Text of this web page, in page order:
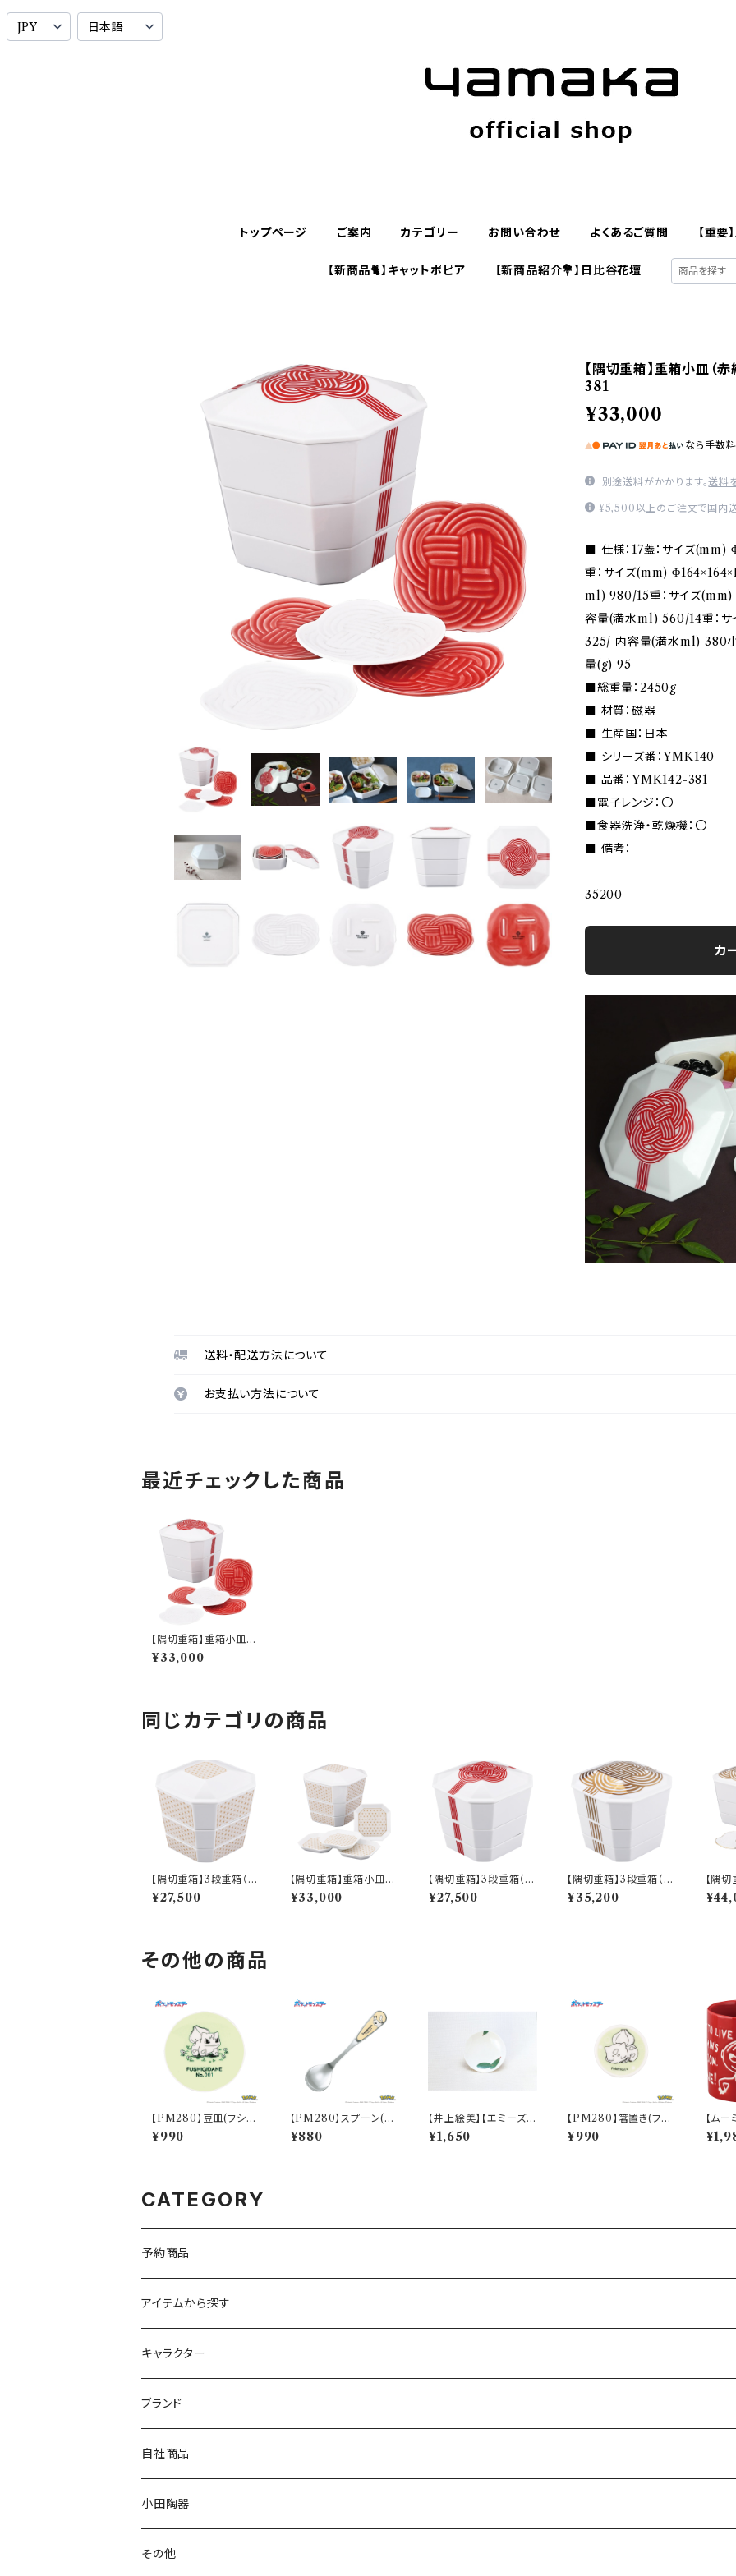
トップページ ご案内 カテゴリー お問い合わせ よくあるご質問 【重
【新商品🐈】キャットポピア 【新商品紹介💐】日比谷花壇
【隅切重箱】重箱小皿（
381
¥33,000
なら 手数
別途送料がかかります。送料
¥5,500以上のご注文で国内
■ 仕様：17蓋：サイズ
重：サイズ(mm)
ml) 980/15重：サイズ
容量(満水ml) 560/14重：
325/ 内容量(満水ml) 380小
量(g) 95
■総重量：2450g
■ 材質：磁器
■ 生産国：日本
■ シリーズ番：YMK140
■ 品番：YMK142-381
■電子レンジ：〇
■食器洗浄・乾燥機：〇
■ 備考：
35200
カ
送料・配送方法について
お支払い方法について
最近チェックした商品
【隅切重箱】重箱小皿
（赤結び）【YMK140】Y
MK142-381
¥33,000
同じカテゴリの商品
【隅切重箱】3段重箱（麻
の葉）【YMK140】YM
K141-380
¥27,500
【隅切重箱】重箱小皿
（麻の葉）【YMK140】Y
MK141-381
¥33,000
【隅切重箱】3段重箱（赤
結び）【YMK140】YM
K142-380
¥27,500
【隅切重箱】3段重箱（金
結び）【YMK140】YM
K143-380
¥35,200
【隅
（金
その他の商品
【PM280】豆皿(フシギ
ダネ)【Daily Sketch】P
M281-333
¥990
【PM280】スプーン(ピ
カチュウ)【Daily Sketc
h】PM284-850
¥880
【井上絵美】【エミーズ】1
9.5プレート【ベイリー
フ】AM20-1-T22
¥1,650
【PM280】箸置き(フシ
ギダネ)【Daily Sketc
h】PM281-402
¥990
【ム
ィ）
002-
CATEGORY
予約商品
アイテムから探す
九谷焼
マグ＆カップ
プレート
ボウル
ガラスウェア
キャラクター
ムーミン
80th記念アイテム
リトルミイの日記念アイテム
MOOMIN ANIMATION
スヌーピー
ピーターラビット
ブランド
LA AMYS(エミーズ)
LISA LARSON(リサラーソン)
LAURA ASHLEY(ローラ アシュレイ)
自社商品
ねこ企画
Cecera(セセラ)
小田陶器
さざなみ
その他